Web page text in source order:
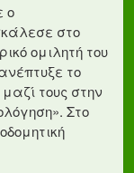
ο
στο
ομιλητή του
το
τους στην
Στο